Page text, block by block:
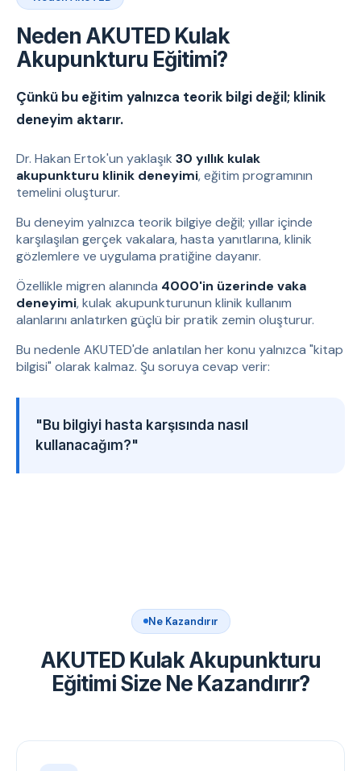
Neden AKUTED Kulak
Akupunkturu Eğitimi?
Çünkü bu eğitim yalnızca teorik bilgi değil; klinik
deneyim aktarır.
Dr. Hakan Ertok'un yaklaşık 30 yıllık kulak
akupunkturu klinik deneyimi, eğitim programının
temelini oluşturur.
Bu deneyim yalnızca teorik bilgiye değil; yıllar içinde
karşılaşılan gerçek vakalara, hasta yanıtlarına, klinik
gözlemlere ve uygulama pratiğine dayanır.
Özellikle migren alanında 4000'in üzerinde vaka
deneyimi, kulak akupunkturunun klinik kullanım
alanlarını anlatırken güçlü bir pratik zemin oluşturur.
Bu nedenle AKUTED'de anlatılan her konu yalnızca "kitap
bilgisi" olarak kalmaz. Şu soruya cevap verir:
"Bu bilgiyi hasta karşısında nasıl
kullanacağım?"
Ne Kazandırır
AKUTED Kulak Akupunkturu
Eğitimi Size Ne Kazandırır?